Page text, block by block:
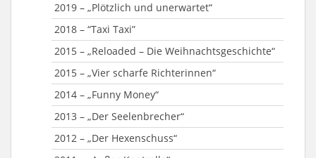
2019 – „Plötzlich und unerwartet“
2018 – “Taxi Taxi”
2015 – „Reloaded – Die Weihnachtsgeschichte“
2015 – „Vier scharfe Richterinnen“
2014 – „Funny Money“
2013 – „Der Seelenbrecher“
2012 – „Der Hexenschuss“